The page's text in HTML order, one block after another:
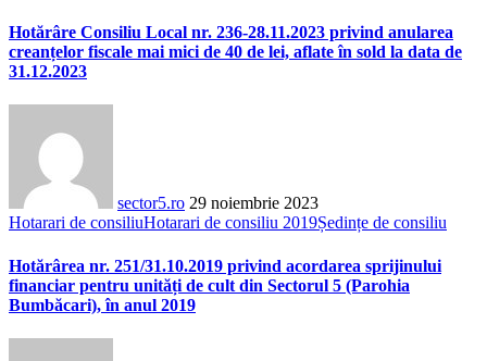
Hotărâre Consiliu Local nr. 236-28.11.2023 privind anularea
creanțelor fiscale mai mici de 40 de lei, aflate în sold la data de
31.12.2023
sector5.ro 29 noiembrie 2023
Hotarari de consiliuHotarari de consiliu 2019Ședințe de consiliu
Hotărârea nr. 251/31.10.2019 privind acordarea sprijinului
financiar pentru unități de cult din Sectorul 5 (Parohia
Bumbăcari), în anul 2019